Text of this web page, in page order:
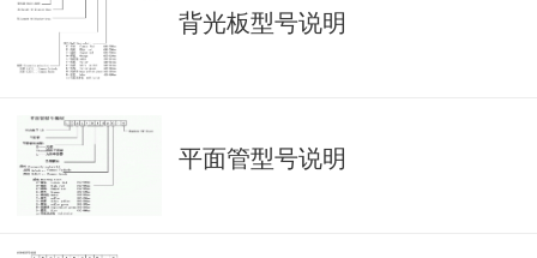
背光板型号说明
平面管型号说明